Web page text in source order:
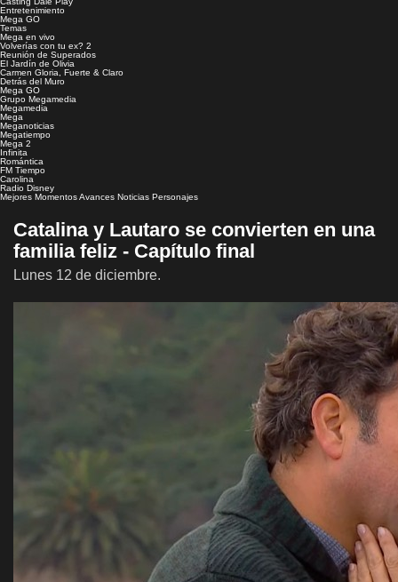
Entretenimiento
Mega GO
Temas
Mega en vivo
Volverías con tu ex? 2
Reunión de Superados
El Jardín de Olivia
Carmen Gloria, Fuerte & Claro
Detrás del Muro
Mega GO
Grupo Megamedia
Megamedia
Mega
Meganoticias
Megatiempo
Mega 2
Infinita
Romántica
FM Tiempo
Carolina
Radio Disney
Mejores MomentosAvances Noticias Personajes
Catalina y Lautaro se convierten en una
familia feliz - Capítulo final
Lunes 12 de diciembre.